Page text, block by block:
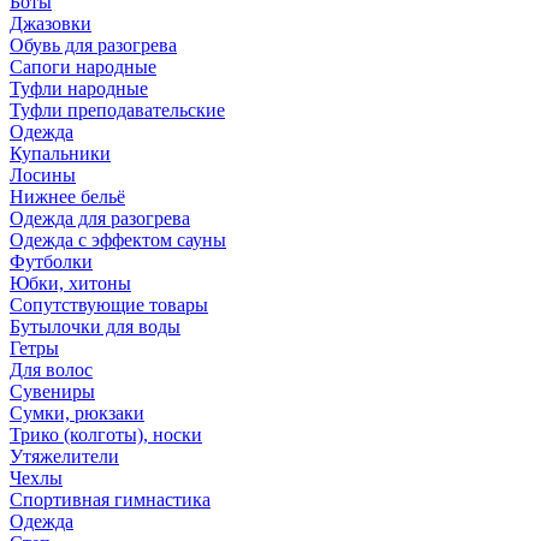
Джазовки
Обувь для разогрева
Сапоги народные
Туфли народные
Туфли преподавательские
Одежда
Купальники
Лосины
Нижнее бельё
Одежда для разогрева
Одежда с эффектом сауны
Футболки
Юбки, хитоны
Сопутствующие товары
Бутылочки для воды
Гетры
Для волос
Сувениры
Сумки, рюкзаки
Трико (колготы), носки
Утяжелители
Чехлы
Спортивная гимнастика
Одежда